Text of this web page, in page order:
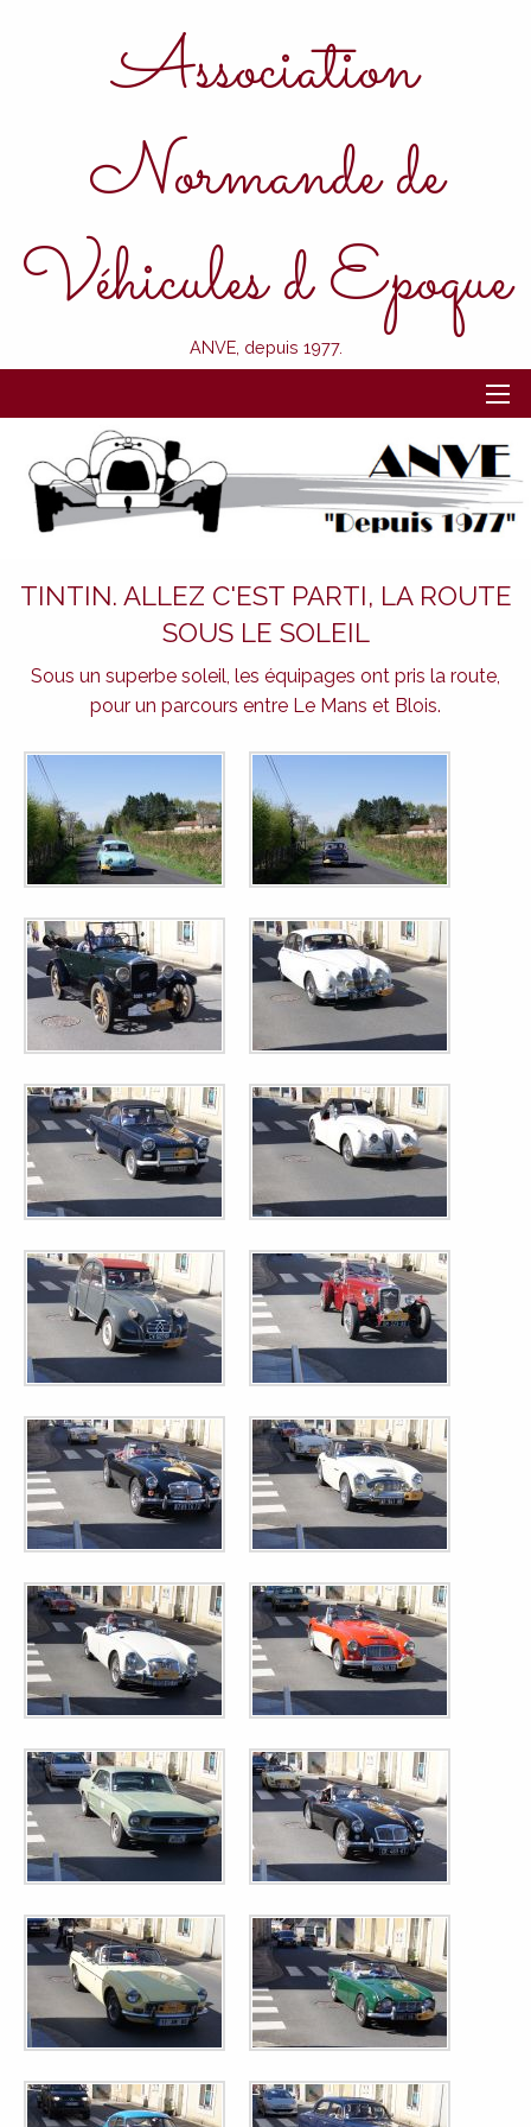
Association
Normande de
Véhicules d Epoque
ANVE, depuis 1977.
TINTIN. ALLEZ C'EST PARTI, LA ROUTE
SOUS LE SOLEIL
Sous un superbe soleil, les équipages ont pris la route,
pour un parcours entre Le Mans et Blois.